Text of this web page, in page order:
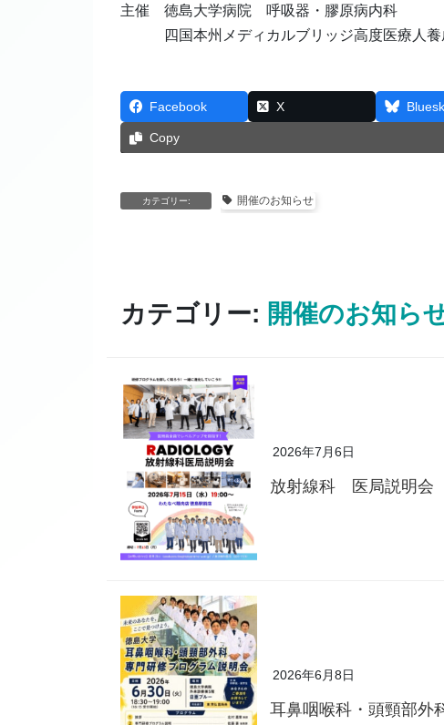
主催 徳島大学病院 呼吸器・膠原病内科
四国本州メディカルブリッジ高度医療人養
Facebook X
Copy
カテゴリー: 開催のお知らせ
カテゴリー: 開催のお知ら
2026年7月6日
放射線科 医局説明会
2026年6月8日
耳鼻咽喉科・頭頸部外